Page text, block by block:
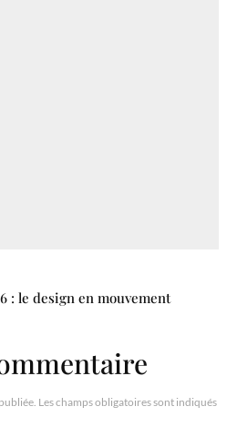
: le design en mouvement
Les champs obligatoires sont indiqués